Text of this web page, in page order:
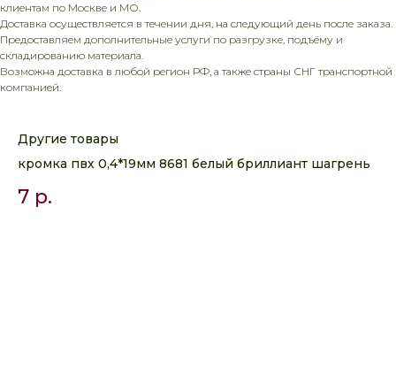
клиентам по Москве и МО.
Доставка осуществляется в течении дня, на следующий день после заказа.
Предоставляем дополнительные услуги по разгрузке, подъёму и
складированию материала.
Возможна доставка в любой регион РФ, а также страны СНГ транспортной
компанией.
Другие товары
кромка пвх 0,4*19мм 8681 белый бриллиант шагрень
7 р.